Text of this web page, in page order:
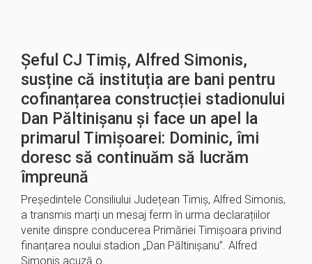
Șeful CJ Timiș, Alfred Simonis,
susține că instituția are bani pentru
cofinanțarea construcției stadionului
Dan Păltinișanu și face un apel la
primarul Timișoarei: Dominic, îmi
doresc să continuăm să lucrăm
împreună
Președintele Consiliului Județean Timiș, Alfred Simonis,
a transmis marți un mesaj ferm în urma declarațiilor
venite dinspre conducerea Primăriei Timișoara privind
finanțarea noului stadion „Dan Păltinișanu”. Alfred
Simonis acuză o…